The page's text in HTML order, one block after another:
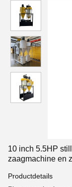
10 inch 5.5HP
zaagmachine en
Productdetails